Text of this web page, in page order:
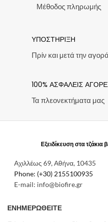
Μέθοδος πληρωμής
ΥΠΟΣΤΗΡΙΞΗ
Πρίν και μετά την αγορά
100% ΑΣΦΑΛΕΙΣ
Τα πλεονεκτήματα μας
Εξειδίκευση στα τζάκια
Αχιλλέως 69, Αθήνα, 10435
Phone: (+30) 2155100935
E-mail: info@biofire.gr
ΕΝΗΜΕΡΩΘΕΙΤΕ